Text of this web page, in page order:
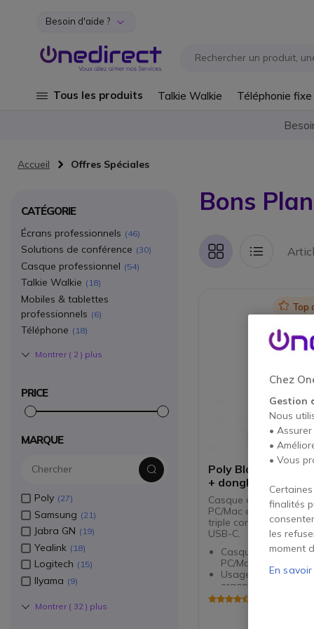
Aller au contenu
Besoin d'aide ?
Tous les produits Talkie Walkie Téléphonie fixe
Accueil Offres Spéciales
Bons
Grille Liste
IconTop
Poly Blackwire
+ dongle USB-C/A
Casque duo
PC/Mac et appareils
triple connexion Jack,
USB-C.
Casque duo filaire
PC/Mac et appareils
Usage intensif :
ergonomique
Audio HD stéréo
CATÉGORIE
Écrans professionnels 46
Solutions de conférence 30
Casque professionnel 54
Talkie Walkie 18
Mobiles & tablettes
professionnels
6
Téléphone 18
Montrer ( 2 ) plus
PRICE
MARQUE
Poly 27
Samsung 21
Jabra GN 19
Yealink 18
Logitech 15
IIyama 9
Montrer ( 32 ) plus
Chez
Gestion
Nous
•
•
• Vous
finalités
les
moment
En